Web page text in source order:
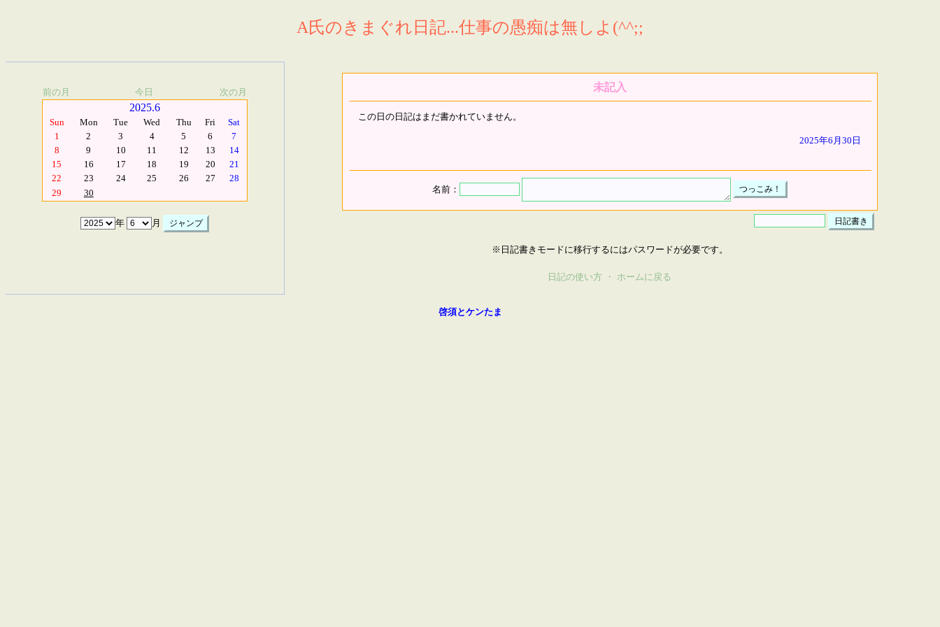
A氏のきまぐれ日記...仕事の愚痴は無しよ(^^;;
前の月 今日 次の月
2025.6
Sun Mon Tue Wed Thu Fri
Sat
1
2 3 4 5 6
7
8
9 10 11 12 13
14
15
16 17 18 19 20
21
22
23 24 25 26 27
28
29
30
年 月
未記入
この日の日記はまだ書かれていません。
2025年6月30日
名前：
※日記書きモードに移行するにはパスワードが必要です。
日記の使い方 ・ ホームに戻る
啓須とケンたま